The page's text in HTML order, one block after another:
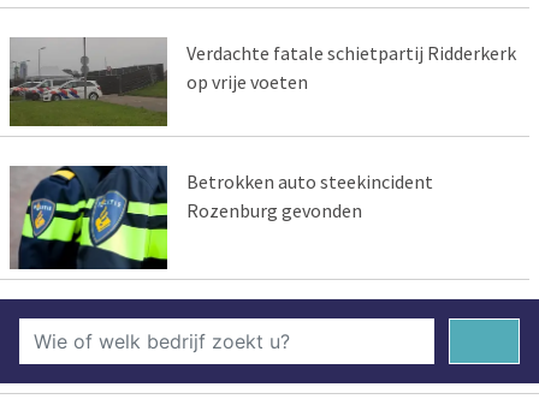
Verdachte fatale schietpartij Ridderkerk
op vrije voeten
Betrokken auto steekincident
Rozenburg gevonden